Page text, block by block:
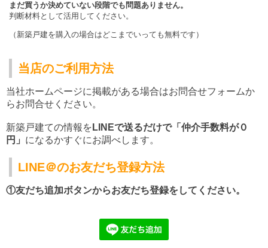
まだ買うか決めていない段階でも問題ありません。
判断材料として活用してください。
（新築戸建を購入の場合はどこまでいっても無料です）
当店のご利用方法
当社ホームページに掲載がある場合はお問合せフォームか
らお問合せください。
新築戸建ての情報を LINEで送るだけで「仲介手数料が０
円」 になるかすぐにお調べします。
LINE＠のお友だち登録方法
①友だち追加ボタンからお友だち登録をしてください。